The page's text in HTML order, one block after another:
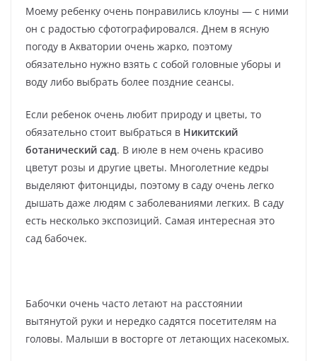
Моему ребенку очень понравились клоуны — с ними
он с радостью сфотографировался. Днем в ясную
погоду в Акватории очень жарко, поэтому
обязательно нужно взять с собой головные уборы и
воду либо выбрать более поздние сеансы.
Если ребенок очень любит природу и цветы, то
обязательно стоит выбраться в Никитский
ботанический сад. В июле в нем очень красиво
цветут розы и другие цветы. Многолетние кедры
выделяют фитонциды, поэтому в саду очень легко
дышать даже людям с заболеваниями легких. В саду
есть несколько экспозиций. Самая интересная это
сад бабочек.
Бабочки очень часто летают на расстоянии
вытянутой руки и нередко садятся посетителям на
головы. Малыши в восторге от летающих насекомых.